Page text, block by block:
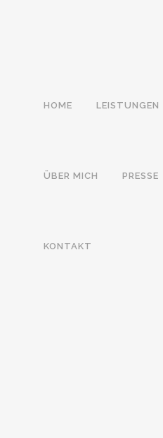
HOME LEISTUNGEN
ÜBER MICH PRESSE
KONTAKT